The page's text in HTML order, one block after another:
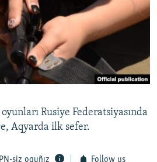
Rusiye Federatsiyasında
Aqyarda ilk sefer.
siz oquñız Follow us